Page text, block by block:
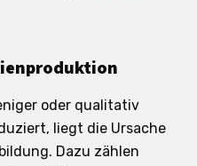
oder qualitativ
liegt die Ursache
Dazu zählen